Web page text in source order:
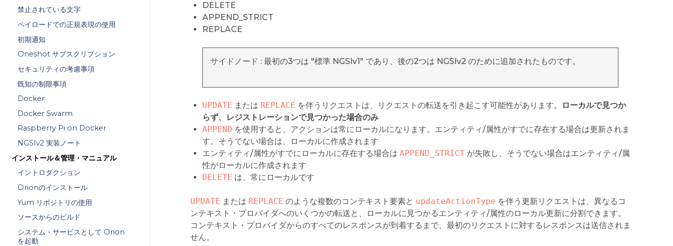
禁止されている文字
ペイロードでの正規表現の使用
初期通知
Oneshot サブスクリプション
セキュリティの考慮事項
既知の制限事項
Docker
Docker Swarm
Raspberry Pi on Docker
NGSIv2 実装ノート
インストール＆管理・マニュアル
イントロダクション
Orionのインストール
Yum リポジトリの使用
ソースからのビルド
システム・サービスとして Orion
を起動
DELETE
APPEND_STRICT
REPLACE
サイドノード : 最初の3つは "標準 NGSIv1" であり、後の2つは NGSIv2 のために追加されたものです。
UPDATE または REPLACE を伴うリクエストは、リクエストの転送を引き起こす可能性があります。
ローカルで見つか
らず、レジストレーションで見つかった場合のみ
APPEND を使用すると、アクションは常にローカルになります。エンティティ/属性がすでに存在する場合は更新されま
す。そうでない場合は、ローカルに作成されます
エンティティ/属性がすでにローカルに存在する場合は APPEND_STRICTが失敗し、そうでない場合はエンティティ/属
性がローカルに作成されます
DELETE は、常にローカルです
UPDATE または REPLACE のような複数のコンテキスト要素と updateActionType を伴う更新リクエストは、異なるコ
ンテキスト・プロバイダへのいくつかの転送と、ローカルに見つかるエンティティ/属性のローカル更新に分割できます。
コンテキスト・プロバイダからのすべてのレスポンスが到着するまで、最初のリクエストに対するレスポンスは送信されま
せん。